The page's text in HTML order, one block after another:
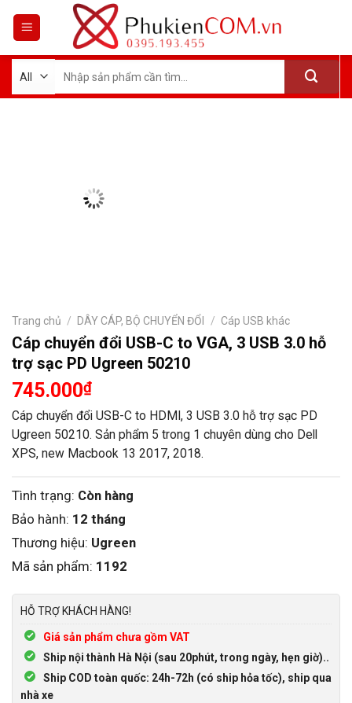
kiếm:
Trang chủ / DÂY CÁP, BỘ CHUYỂN ĐỔI / Cáp USB khác
Cáp chuyển đổi USB-C to VGA, 3 USB 3.0 hỗ
trợ sạc PD Ugreen 50210
745.000₫
Cáp chuyển đổi USB-C to HDMI, 3 USB 3.0 hỗ trợ sạc PD
Ugreen 50210. Sản phẩm 5 trong 1 chuyên dùng cho Dell
XPS, new Macbook 13 2017, 2018.
Tình trạng: Còn hàng
Bảo hành: 12 tháng
Thương hiệu: Ugreen
Mã sản phẩm: 1192
HỖ TRỢ KHÁCH HÀNG!
Giá sản phẩm chưa gồm VAT
Ship nội thành Hà Nội (sau 20phút, trong ngày, hẹn giờ)..
Ship COD toàn quốc: 24h-72h (có ship hỏa tốc), ship qua
nhà xe